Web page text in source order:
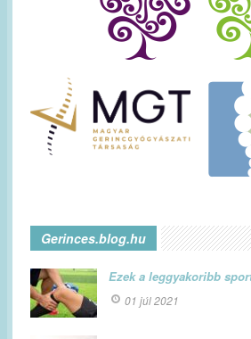
Gerinces.blog.hu
Ezek a leggyakoribb
01 júl 2021